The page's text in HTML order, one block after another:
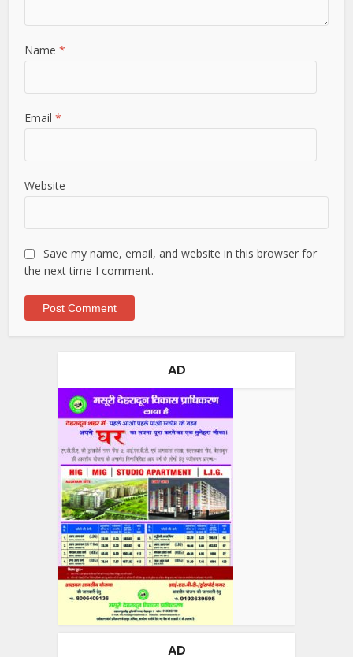
Name*
Email*
Website
Save my name, email, and website in this browser for
the next time I comment.
AD
AD